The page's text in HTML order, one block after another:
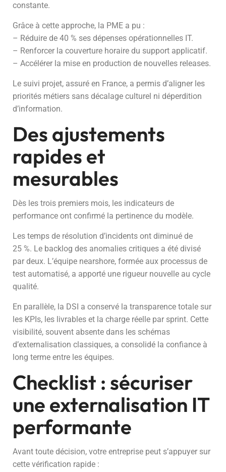
constante.
Grâce à cette approche, la PME a pu :
– Réduire de 40 % ses dépenses opérationnelles IT.
– Renforcer la couverture horaire du support applicatif.
– Accélérer la mise en production de nouvelles releases.
Le suivi projet, assuré en France, a permis d’aligner les
priorités métiers sans décalage culturel ni déperdition
d’information.
Des ajustements
rapides et
mesurables
Dès les trois premiers mois, les indicateurs de
performance ont confirmé la pertinence du modèle.
Les temps de résolution d’incidents ont diminué de
25 %. Le backlog des anomalies critiques a été divisé
par deux. L’équipe nearshore, formée aux processus de
test automatisé, a apporté une rigueur nouvelle au cycle
qualité.
En parallèle, la DSI a conservé la transparence totale sur
les KPIs, les livrables et la charge réelle par sprint. Cette
visibilité, souvent absente dans les schémas
d’externalisation classiques, a consolidé la confiance à
long terme entre les équipes.
Checklist : sécuriser
une externalisation IT
performante
Avant toute décision, votre entreprise peut s’appuyer sur
cette vérification rapide :